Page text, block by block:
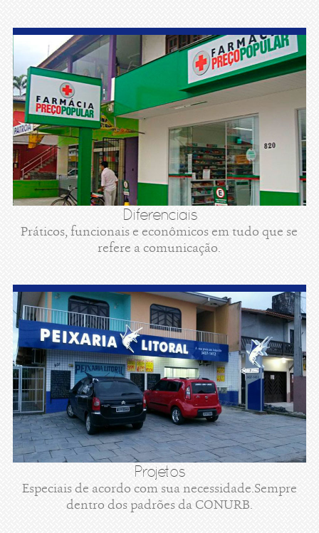
Diferenciais
Práticos, funcionais e econômicos em tudo que se
refere a comunicação.
Projetos
Especiais de acordo com sua necessidade.Sempre
dentro dos padrões da CONURB.